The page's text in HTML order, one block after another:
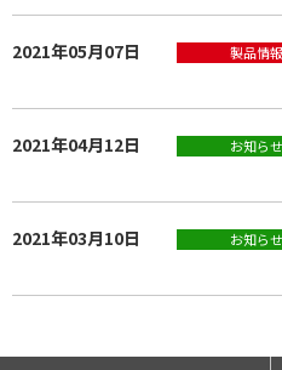
2021年05月07日 製品情報
2021年04月12日 お知らせ
2021年03月10日 お知らせ